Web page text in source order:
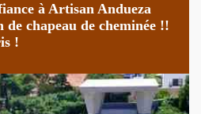
à Artisan Andueza
chapeau de cheminée !!
!